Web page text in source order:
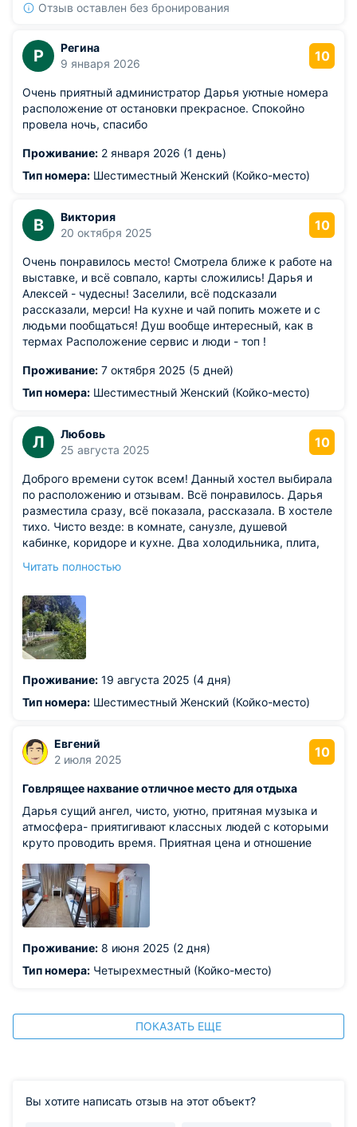
Отзыв оставлен без бронирования
Р
Регина
9 января 2026
10
Очень приятный администратор Дарья уютные номера
расположение от остановки прекрасное. Спокойно
провела ночь, спасибо
Проживание: 2 января 2026 (1 день)
Тип номера: Шестиместный Женский (Койко-место)
В
Виктория
20 октября 2025
10
Очень понравилось место! Смотрела ближе к работе на
выставке, и всё совпало, карты сложились! Дарья и
Алексей - чудесны! Заселили, всё подсказали
рассказали, мерси! На кухне и чай попить можете и с
людьми пообщаться! Душ вообще интересный, как в
термах Расположение сервис и люди - топ !
Проживание: 7 октября 2025 (5 дней)
Тип номера: Шестиместный Женский (Койко-место)
Л
Любовь
25 августа 2025
10
Доброго времени суток всем! Данный хостел выбирала
по расположению и отзывам. Всё понравилось. Дарья
разместила сразу, всё показала, рассказала. В хостеле
тихо. Чисто везде: в комнате, санузле, душевой
кабинке, коридоре и кухне. Два холодильника, плита,
достаточном количестве.Приятное, уютное местечко.
3-5 минут. Рядом чудесный парк "Южные культуры"
Сам хостел расположен на первом этаже жилого дома.
Соседнее крыльцо - магазинчик, где можно взять
свежий вкусный кофе.
Читать полностью
Проживание: 19 августа 2025 (4 дня)
Тип номера: Шестиместный Женский (Койко-место)
Евгений
2 июля 2025
10
Говлрящее нахвание отличное место для отдыха
Дарья сущий ангел, чисто, уютно, притяная музыка и
атмосфера- приятигивают классных людей с которыми
круто проводить время. Приятная цена и отношение
Проживание: 8 июня 2025 (2 дня)
Тип номера: Четырехместный (Койко-место)
ПОКАЗАТЬ ЕЩЕ
Вы хотите написать отзыв на этот объект?